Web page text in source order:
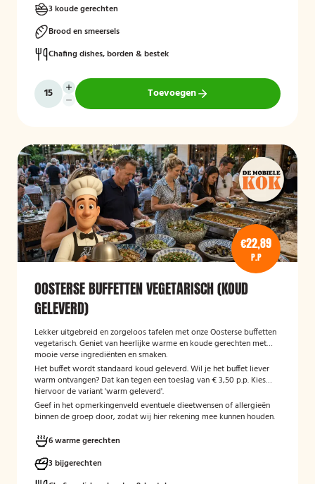
3 koude gerechten
Brood en smeersels
Chafing dishes, borden & bestek
Toevoegen
€22,89
P.P
OOSTERSE BUFFETTEN VEGETARISCH (KOUD
GELEVERD)
Lekker uitgebreid en zorgeloos tafelen met onze Oosterse buffetten
vegetarisch. Geniet van heerlijke warme en koude gerechten met
mooie verse ingrediënten en smaken.
Het buffet wordt standaard koud geleverd. Wil je het buffet liever
warm ontvangen? Dat kan tegen een toeslag van € 3,50 p.p. Kies
hiervoor de variant 'warm geleverd'.
Geef in het opmerkingenveld eventuele dieetwensen of allergieën
binnen de groep door, zodat wij hier rekening mee kunnen houden.
6 warme gerechten
3 bijgerechten